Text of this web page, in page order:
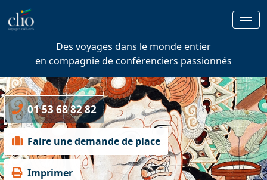
Des voyages dans le monde entier
en compagnie de conférenciers passionnés
01 53 68 82 82
Faire une demande de place
Imprimer